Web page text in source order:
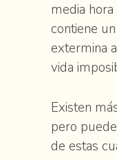
media
contiene
extermina
vida
Existen
pero
de estas